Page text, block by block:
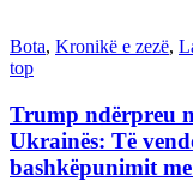
Bota, Kronikë e zezë,
top
Trump ndërpreu
Ukrainës: Të
bashkëpunimit